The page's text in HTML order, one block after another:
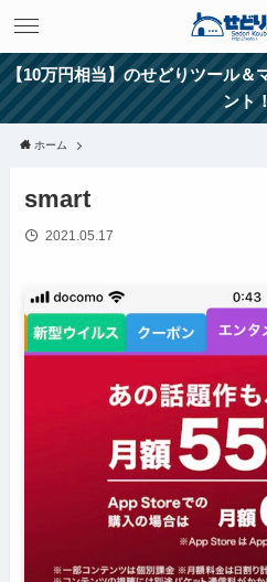
【10万円相当】のせどりツール＆
ント
ホーム
smart
2021.05.17